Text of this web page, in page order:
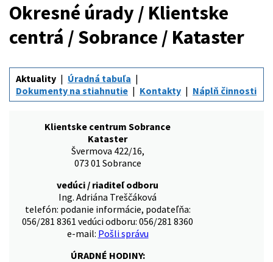
Okresné úrady / Klientske
centrá / Sobrance / Kataster
Aktuality
Úradná tabuľa
Dokumenty na stiahnutie
Kontakty Náplň činnosti
Klientske centrum Sobrance
Kataster
Švermova 422/16,
073 01 Sobrance
vedúci / riaditeľ odboru
Ing. Adriána Treščáková
telefón: podanie informácie, podateľňa:
056/281 8361 vedúci odboru: 056/281 8360
e-mail: Pošli správu
ÚRADNÉ HODINY: